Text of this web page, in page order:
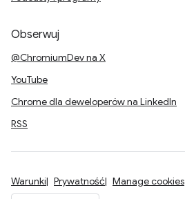
Obserwuj
@ChromiumDev na X
YouTube
Chrome dla deweloperów na LinkedIn
RSS
Warunki Prywatność Manage cookies